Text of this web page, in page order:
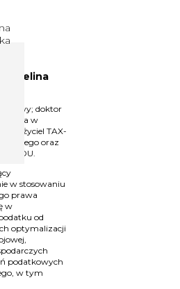
Ewelina
doktor
prawa w
założyciel TAX-
oraz
w stosowaniu
prawa
w
od
optymalizacji
podatkowych
w tym